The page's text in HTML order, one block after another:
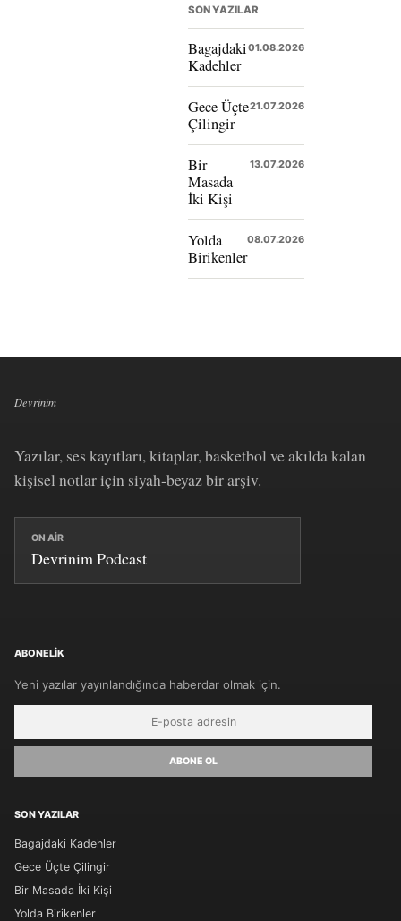
SON YAZILAR
Bagajdaki
Kadehler
01.08.2026
Gece Üçte
Çilingir
21.07.2026
Bir
Masada
İki Kişi
13.07.2026
Yolda
Birikenler
08.07.2026
Devrinim
Yazılar, ses kayıtları, kitaplar, basketbol ve akılda kalan
kişisel notlar için siyah-beyaz bir arşiv.
ON AIR
Devrinim Podcast
ABONELIK
Yeni yazılar yayınlandığında haberdar olmak için.
ABONE OL
SON YAZILAR
Bagajdaki Kadehler
Gece Üçte Çilingir
Bir Masada İki Kişi
Yolda Birikenler